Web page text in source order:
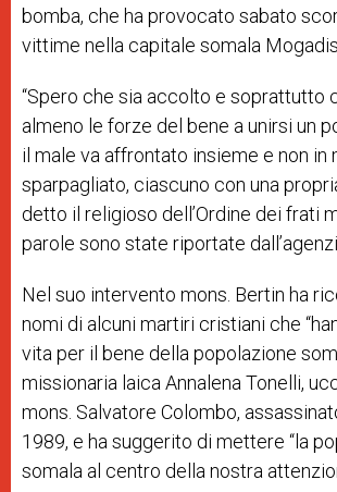
bomba, che ha provocato sabato
vittime nella capitale somala
“Spero che sia accolto e soprattutto
almeno le forze del bene a unirsi un
il male va affrontato insieme e non in
sparpagliato, ciascuno con una
detto il religioso dell’Ordine dei frati
parole sono state riportate
Nel suo intervento mons. Bertin ha
nomi di alcuni martiri cristiani che
vita per il bene della popolazione
missionaria laica Annalena Tonelli,
mons. Salvatore Colombo,
1989, e ha suggerito di mettere “la
somala al centro della nostra